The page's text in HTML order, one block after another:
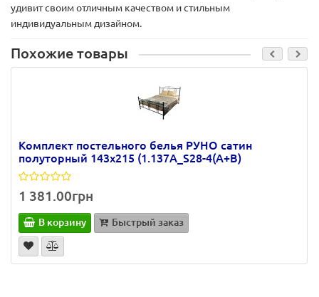
удивит своим отличным качеством и стильным
индивидуальным дизайном.
Похожие товары
Комплект постельного белья РУНО сатин
полуторный 143х215 (1.137А_S28-4(A+B)
1 381.00грн
В корзину Быстрый заказ